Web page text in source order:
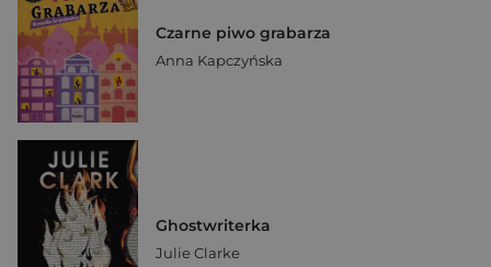
Czarne piwo grabarza
Anna Kapczyńska
Ghostwriterka
Julie Clarke